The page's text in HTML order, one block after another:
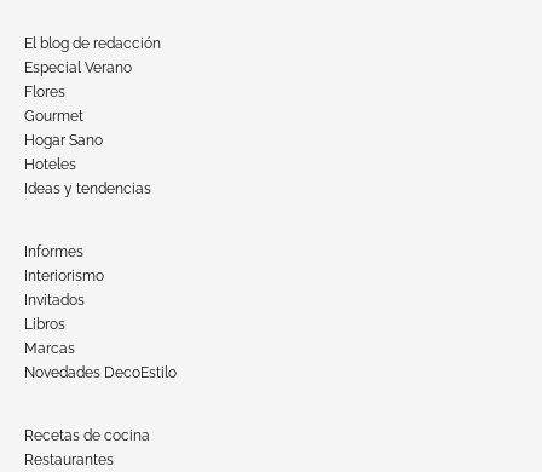
El blog de redacción
Especial Verano
Flores
Gourmet
Hogar Sano
Hoteles
Ideas y tendencias
Informes
Interiorismo
Invitados
Libros
Marcas
Novedades DecoEstilo
Recetas de cocina
Restaurantes